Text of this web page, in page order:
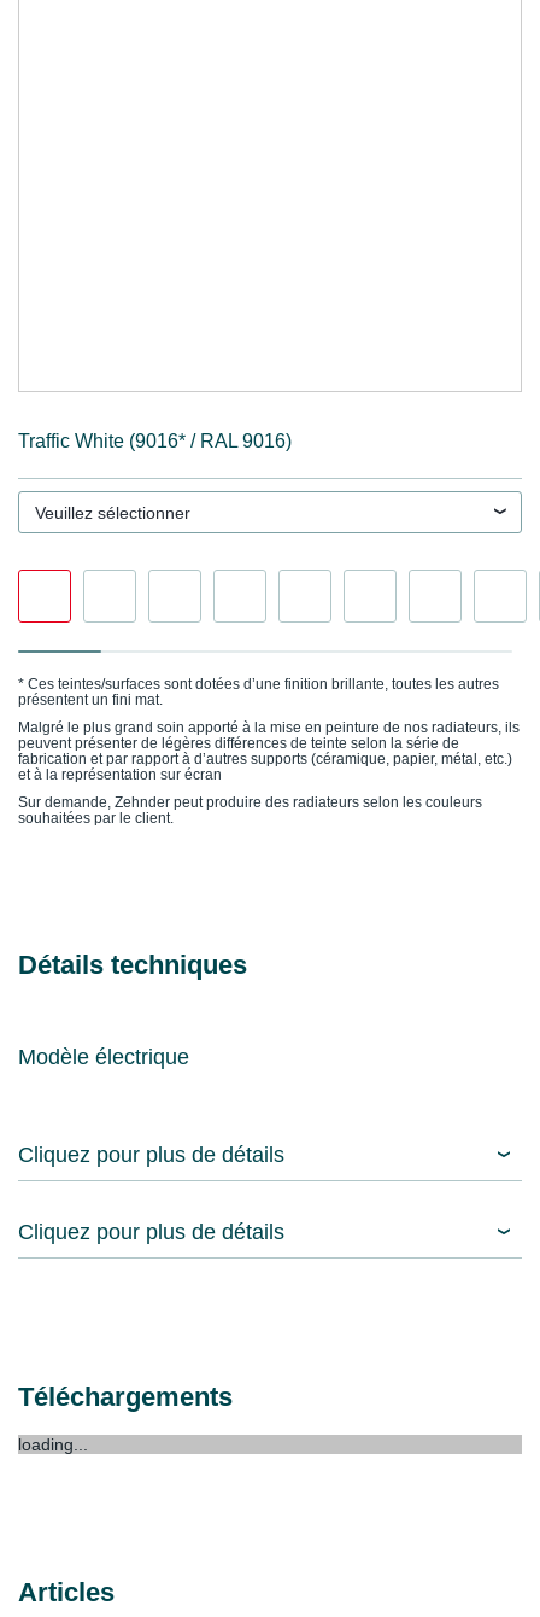
Traffic White (9016* / RAL 9016)
Veuillez sélectionner
* Ces teintes/surfaces sont dotées d’une finition brillante, toutes les autres
présentent un fini mat.
Malgré le plus grand soin apporté à la mise en peinture de nos radiateurs, ils
peuvent présenter de légères différences de teinte selon la série de
fabrication et par rapport à d’autres supports (céramique, papier, métal, etc.)
et à la représentation sur écran
Sur demande, Zehnder peut produire des radiateurs selon les couleurs
souhaitées par le client.
Détails techniques
Modèle électrique
Cliquez pour plus de détails
Cliquez pour plus de détails
Téléchargements
loading...
Articles